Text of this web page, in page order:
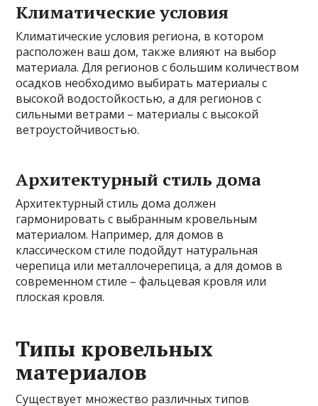
Климатические условия
Климатические условия региона, в котором
расположен ваш дом, также влияют на выбор
материала. Для регионов с большим количеством
осадков необходимо выбирать материалы с
высокой водостойкостью, а для регионов с
сильными ветрами – материалы с высокой
ветроустойчивостью.
Архитектурный стиль дома
Архитектурный стиль дома должен
гармонировать с выбранным кровельным
материалом. Например, для домов в
классическом стиле подойдут натуральная
черепица или металлочерепица, а для домов в
современном стиле – фальцевая кровля или
плоская кровля.
Типы кровельных
материалов
Существует множество различных типов